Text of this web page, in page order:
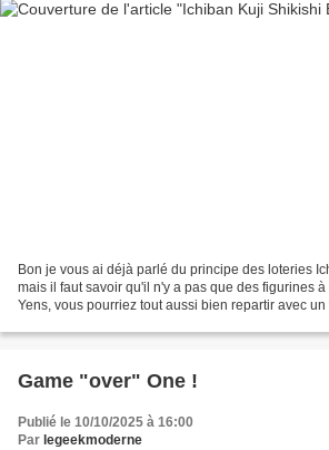
Bon je vous ai déjà parlé du principe des loteries
mais il faut savoir qu'il n'y a pas que des figurines
Yens, vous pourriez tout aussi bien repartir avec
Game "over" One !
Publié le 10/10/2025 à 16:00
Par legeekmoderne